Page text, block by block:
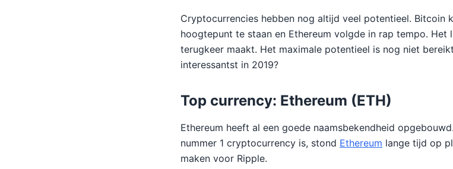
Cryptocurrencies hebben nog altijd veel potentieel. Bitcoin
hoogtepunt te staan en Ethereum volgde in rap tempo. Het
terugkeer maakt. Het maximale potentieel is nog niet
interessantst in 2019?
Top currency: Ethereum (ETH)
Ethereum heeft al een goede naamsbekendheid
nummer 1 cryptocurrency is, stond Ethereum lange tijd op
maken voor Ripple.